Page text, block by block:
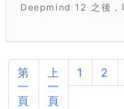
Deepmind 12 之後，
第
一
頁
上
一
頁
1 2